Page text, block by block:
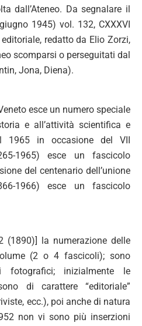
dall’Ateneo. Da segnalare il
1945) vol. 132, CXXXVI
redatto da Elio Zorzi,
scomparsi o perseguitati dal
Jona, Diena).
esce un numero speciale
e all’attività scientifica e
1965 in occasione del VII
1965) esce un fascicolo
del centenario dell’unione
1966) esce un fascicolo
(1890)] la numerazione delle
(2 o 4 fascicoli); sono
fotografici; inizialmente le
di carattere “editoriale”
ecc.), poi anche di natura
non vi sono più inserzioni